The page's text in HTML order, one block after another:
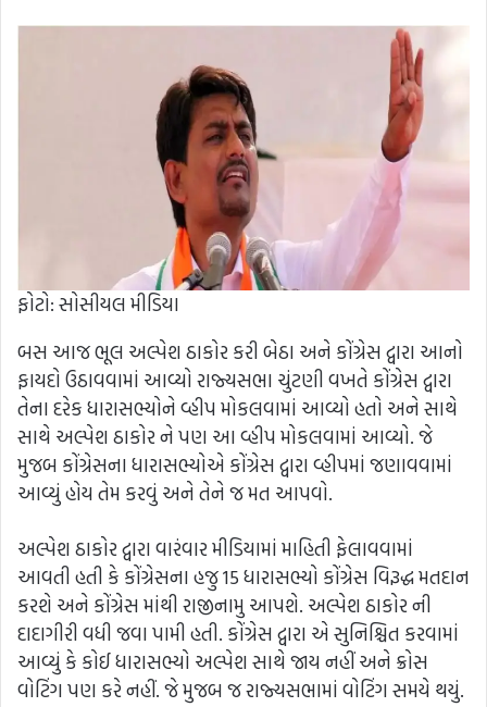
ફોટો: સોસીયલ મીડિયા
બસ આજ ભૂલ અલ્પેશ ઠાકોર કરી બેઠા અને કોંગ્રેસ દ્વારા આનો
ફાયદો ઉઠાવવામાં આવ્યો રાજ્યસભા ચુંટણી વખતે કોંગ્રેસ દ્વારા
તેના દરેક ધારાસભ્યોને વ્હીપ મોકલવામાં આવ્યો હતો અને સાથે
સાથે અલ્પેશ ઠાકોર ને પણ આ વ્હીપ મોકલવામાં આવ્યો. જે
મુજબ કોંગ્રેસના ધારાસભ્યોએ કોંગ્રેસ દ્વારા વ્હીપમાં જણાવવામાં
આવ્યું હોય તેમ કરવું અને તેને જ મત આપવો.
અલ્પેશ ઠાકોર દ્વારા વારંવાર મીડિયામાં માહિતી ફેલાવવામાં
આવતી હતી કે કોંગ્રેસના હજુ 15 ધારાસભ્યો કોંગ્રેસ વિરૂદ્ધ મતદાન
કરશે અને કોંગ્રેસ માંથી રાજીનામુ આપશે. અલ્પેશ ઠાકોર ની
દાદાગીરી વધી જવા પામી હતી. કોંગ્રેસ દ્વારા એ સુનિશ્ચિત કરવામાં
આવ્યું કે કોઈ ધારાસભ્યો અલ્પેશ સાથે જાય નહીં અને ક્રોસ
વોટિંગ પણ કરે નહીં. જે મુજબ જ રાજ્યસભામાં વોટિંગ સમયે થયું.